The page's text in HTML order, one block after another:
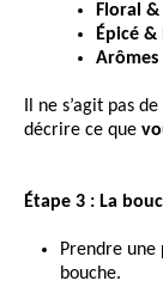
Floral
Épicé &
Arômes
Il ne s’agit pas
décrire ce que
Étape 3 : La
Prendre une
bouche.